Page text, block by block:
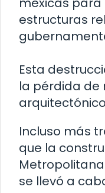
estructuras
Esta
la pérdida de
Incluso más
que la
se llevó a